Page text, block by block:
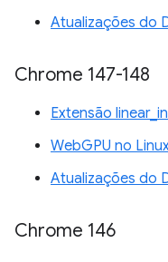
Atualizações do
Chrome 147-148
Extensão
WebGPU no
Atualizações do
Chrome 146